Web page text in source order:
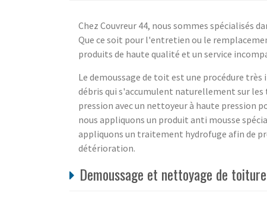
Chez Couvreur 44, nous sommes spécialisés
Que ce soit pour l'entretien ou le
produits de haute qualité et un service
Le demoussage de toit est une procédure
débris qui s'accumulent naturellement sur les
pression avec un nettoyeur à haute pression
nous appliquons un produit anti mousse
appliquons un traitement hydrofuge afin de
détérioration.
Demoussage et nettoyage de